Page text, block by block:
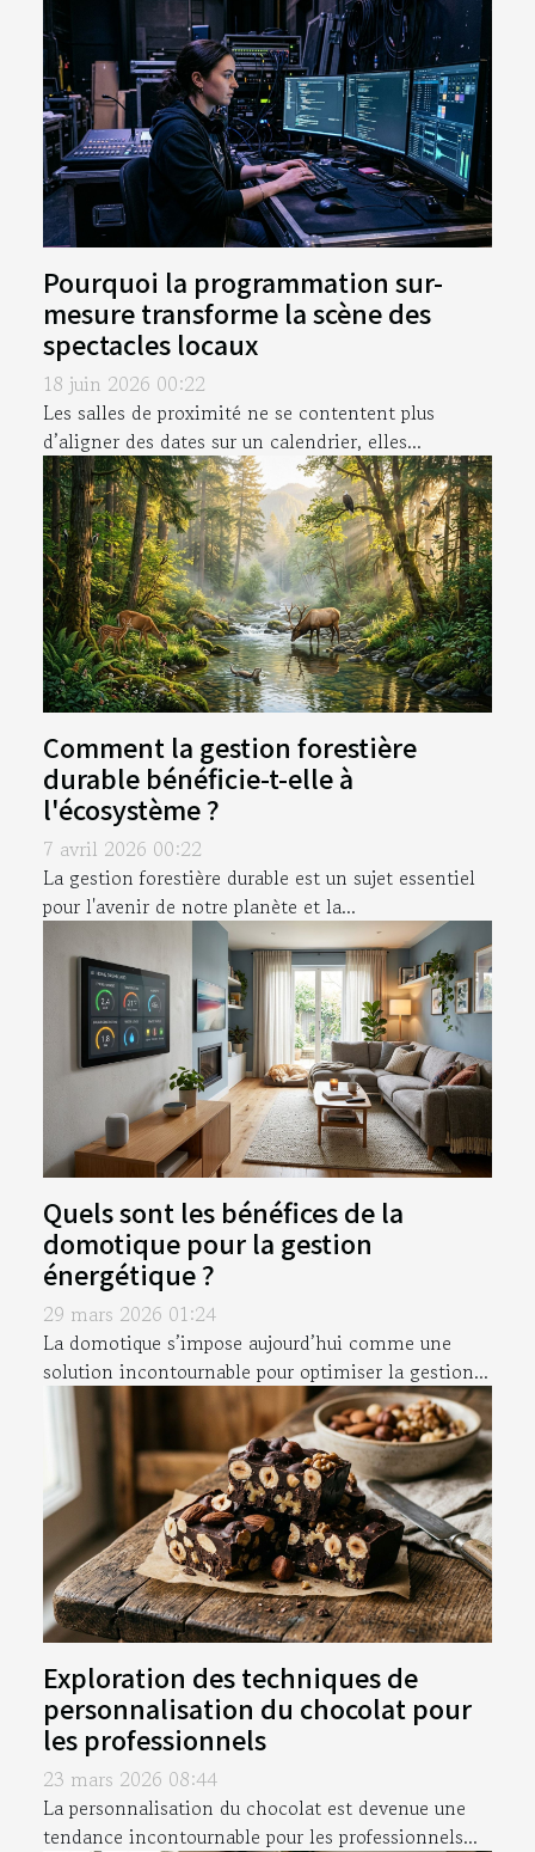
Pourquoi la programmation sur-
mesure transforme la scène des
spectacles locaux
18 juin 2026 00:22
Les salles de proximité ne se contentent plus
d’aligner des dates sur un calendrier, elles...
Comment la gestion forestière
durable bénéficie-t-elle à
l'écosystème ?
7 avril 2026 00:22
La gestion forestière durable est un sujet essentiel
pour l'avenir de notre planète et la...
Quels sont les bénéfices de la
domotique pour la gestion
énergétique ?
29 mars 2026 01:24
La domotique s’impose aujourd’hui comme une
solution incontournable pour optimiser la gestion...
Exploration des techniques de
personnalisation du chocolat pour
les professionnels
23 mars 2026 08:44
La personnalisation du chocolat est devenue une
tendance incontournable pour les professionnels...